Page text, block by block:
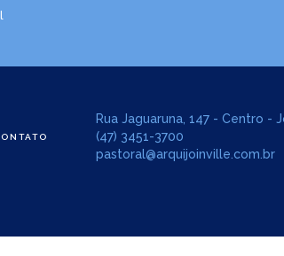
Rua Jaguaruna, 147 - Centro -
(47) 3451-3700
pastoral@arquijoinville.com.br